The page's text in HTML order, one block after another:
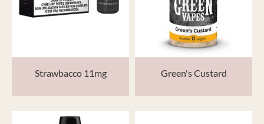
Strawbacco 11mg Green's Custard